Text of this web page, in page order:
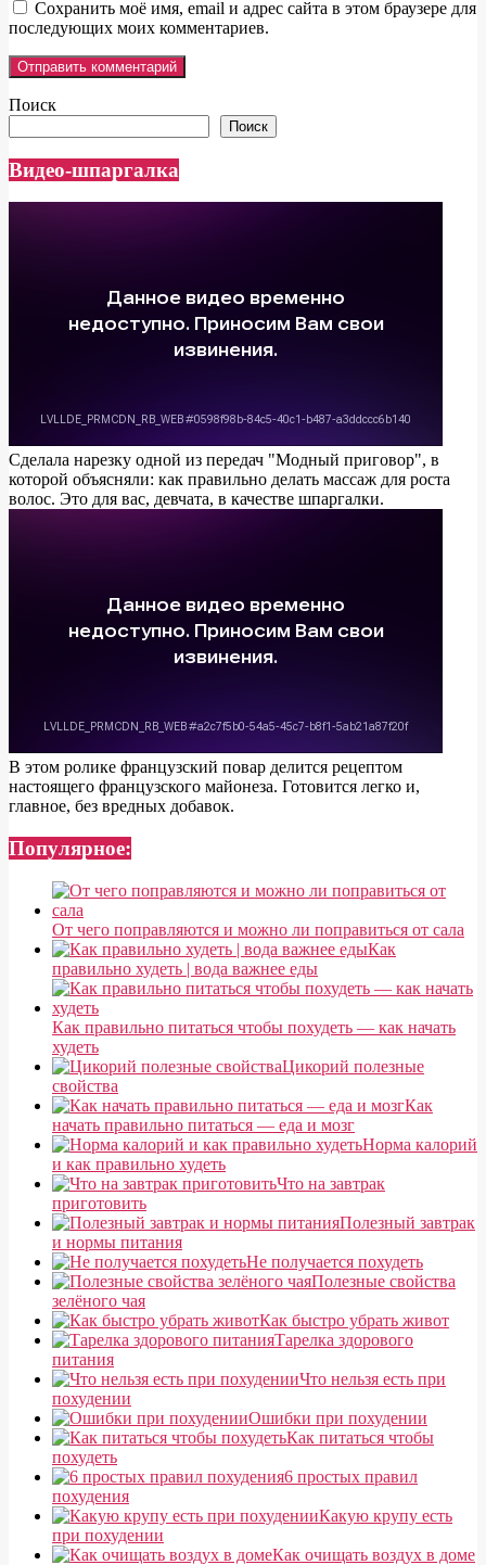
Сохранить моё имя, email и адрес сайта в этом браузере для
последующих моих комментариев.
Поиск
Поиск
Видео-шпаргалка
Сделала нарезку одной из передач "Модный приговор", в
которой объясняли: как правильно делать массаж для роста
волос. Это для вас, девчата, в качестве шпаргалки.
В этом ролике французский повар делится рецептом
настоящего французского майонеза. Готовится легко и,
главное, без вредных добавок.
Популярное:
От чего поправляются и можно ли поправиться от сала
Как
правильно худеть | вода важнее еды
Как правильно питаться чтобы похудеть — как начать
худеть
Цикорий полезные
свойства
Как
начать правильно питаться — еда и мозг
Норма калорий
и как правильно худеть
Что на завтрак
приготовить
Полезный завтрак
и нормы питания
Не получается похудеть
Полезные свойства
зелёного чая
Как быстро убрать живот
Тарелка здорового
питания
Что нельзя есть при
похудении
Ошибки при похудении
Как питаться чтобы
похудеть
6 простых правил
похудения
Какую крупу есть
при похудении
Как очищать воздух в доме